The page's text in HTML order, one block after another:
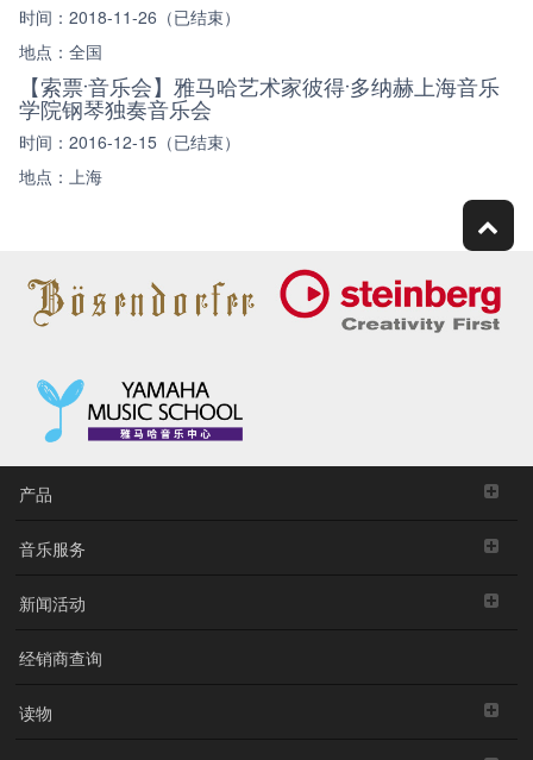
时间：2018-11-26（已结束）
地点：全国
【索票·音乐会】雅马哈艺术家彼得·多纳赫上海音乐
学院钢琴独奏音乐会
时间：2016-12-15（已结束）
地点：上海
产品
音乐服务
新闻活动
经销商查询
读物